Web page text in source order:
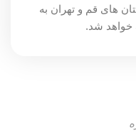
های قم و تهران به
خواهد شد.